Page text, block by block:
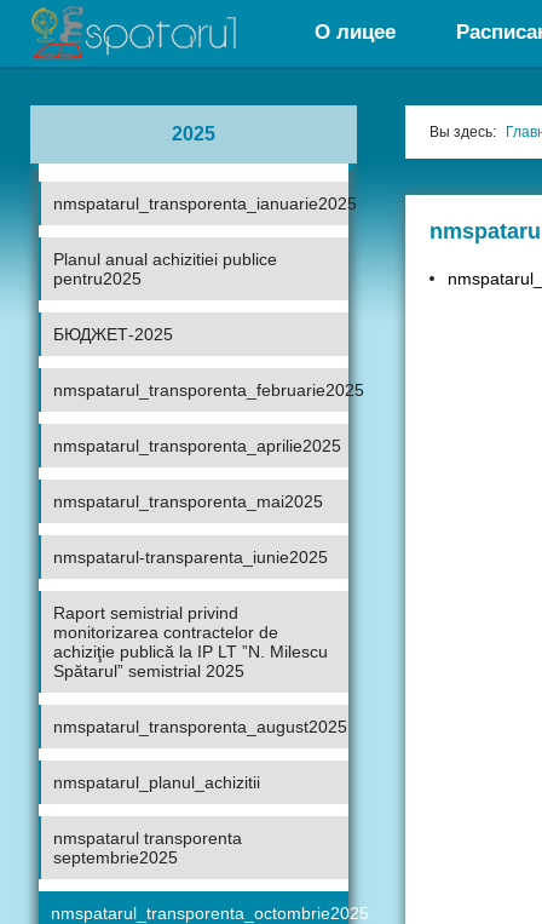
О лицее
2025
nmspatarul_transporenta_ianuarie2025
Planul anual achizitiei publice
pentru2025
БЮДЖЕТ-2025
nmspatarul_transporenta_februarie2025
nmspatarul_transporenta_aprilie2025
nmspatarul_transporenta_mai2025
nmspatarul-transparenta_iunie2025
Raport semistrial privind
monitorizarea contractelor de
achiziţie publică la IP LT ”N. Milescu
Spătarul” semistrial 2025
nmspatarul_transporenta_august2025
nmspatarul_planul_achizitii
nmspatarul transporenta
septembrie2025
nmspatarul_transporenta_octombrie2025
Вы здесь: